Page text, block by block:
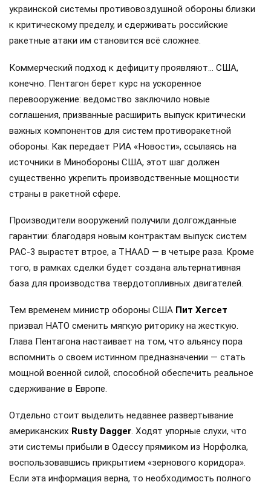
украинской системы противовоздушной обороны близки
к критическому пределу, и сдерживать российские
ракетные атаки им становится всё сложнее.
Коммерческий подход к дефициту проявляют… США,
конечно. Пентагон берет курс на ускоренное
перевооружение: ведомство заключило новые
соглашения, призванные расширить выпуск критически
важных компонентов для систем противоракетной
обороны. Как передает РИА «Новости», ссылаясь на
источники в Минобороны США, этот шаг должен
существенно укрепить производственные мощности
страны в ракетной сфере.
Производители вооружений получили долгожданные
гарантии: благодаря новым контрактам выпуск систем
PAC-3 вырастет втрое, а THAAD — в четыре раза. Кроме
того, в рамках сделки будет создана альтернативная
база для производства твердотопливных двигателей.
Тем временем министр обороны США Пит Хегсет
призвал НАТО сменить мягкую риторику на жесткую.
Глава Пентагона настаивает на том, что альянсу пора
вспомнить о своем истинном предназначении — стать
мощной военной силой, способной обеспечить реальное
сдерживание в Европе.
Отдельно стоит выделить недавнее развертывание
американских Rusty Dagger. Ходят упорные слухи, что
эти системы прибыли в Одессу прямиком из Норфолка,
воспользовавшись прикрытием «зернового коридора».
Если эта информация верна, то необходимость полного